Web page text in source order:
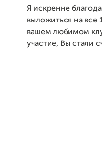
Я искренне
выложиться на все
вашем любимом
участие, Вы стали